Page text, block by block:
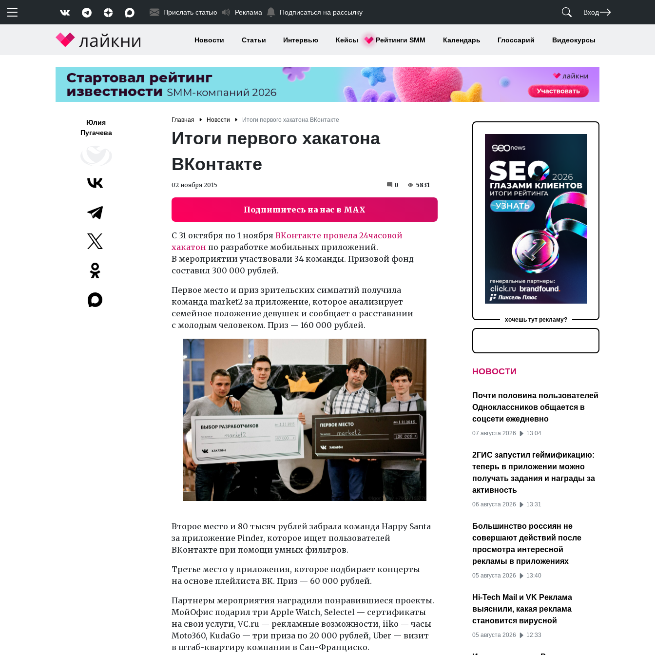
Прислать статью Реклама Подписаться на рассылку Вход
Новости Статьи Интервью Кейсы Рейтинги SMM Календарь Глоссарий Видеокурсы
Юлия
Пугачева
Главная Новости Итоги первого хакатона ВКонтакте
Итоги первого хакатона
ВКонтакте
02 ноября 2015 0 5831
Подпишитесь на нас в MAX
С 31 октября по 1 ноября ВКонтакте провела 24часовой
хакатон по разработке мобильных приложений.
В мероприятии участвовали 34 команды. Призовой фонд
составил 300 000 рублей.
Первое место и приз зрительских симпатий получила
команда market2 за приложение, которое анализирует
семейное положение девушек и сообщает о расставании
с молодым человеком. Приз — 160 000 рублей.
Второе место и 80 тысяч рублей забрала команда Happy Santa
за приложение Pinder, которое ищет пользователей
ВКонтакте при помощи умных фильтров.
Третье место у приложения, которое подбирает концерты
на основе плейлиста ВК. Приз — 60 000 рублей.
Партнеры мероприятия наградили понравившиеся проекты.
МойОфис подарил три Apple Watch, Selectel — сертификаты
на свои услуги, VC.ru — рекламные возможности, iiko — часы
Moto360, KudaGo — три приза по 20 000 рублей, Uber — визит
в штаб-квартиру компании в Сан-Франциско.
хочешь тут рекламу?
НОВОСТИ
Почти половина пользователей
Одноклассников общается в
соцсети ежедневно
07 августа 2026 13:04
2ГИС запустил геймификацию:
теперь в приложении можно
получать задания и награды за
активность
06 августа 2026 13:31
Большинство россиян не
совершают действий после
просмотра интересной
рекламы в приложениях
05 августа 2026 13:40
Hi-Tech Mail и VK Реклама
выяснили, какая реклама
становится вирусной
05 августа 2026 12:33